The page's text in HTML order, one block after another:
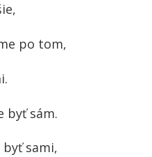
po tom,
byť sám.
byť sami,